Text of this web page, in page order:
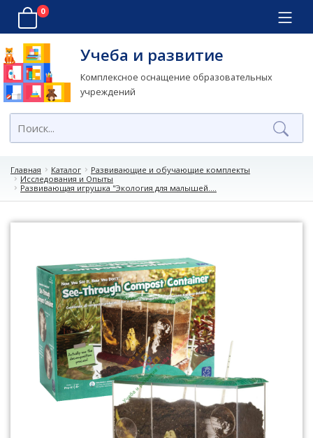
0
Учеба и развитие
Комплексное оснащение образовательных
учреждений
Главная Каталог
Развивающие и обучающие комплекты
Исследования и Опыты
Развивающая игрушка "Экология для малышей....